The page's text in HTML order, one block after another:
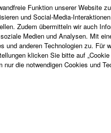
Funktion unserer Website
und Social-Media-
Zudem übermitteln wir auch
Medien und Analysen. Mit
und anderen Technologien zu. Für
klicken Sie bitte auf
nur die notwendigen Cookies und